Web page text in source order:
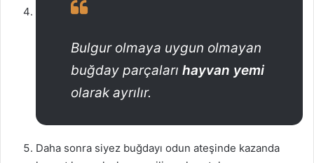
Bulgur olmaya uygun olmayan
buğday parçaları hayvan yemi
olarak ayrılır.
Daha sonra siyez buğdayı odun ateşinde kazanda